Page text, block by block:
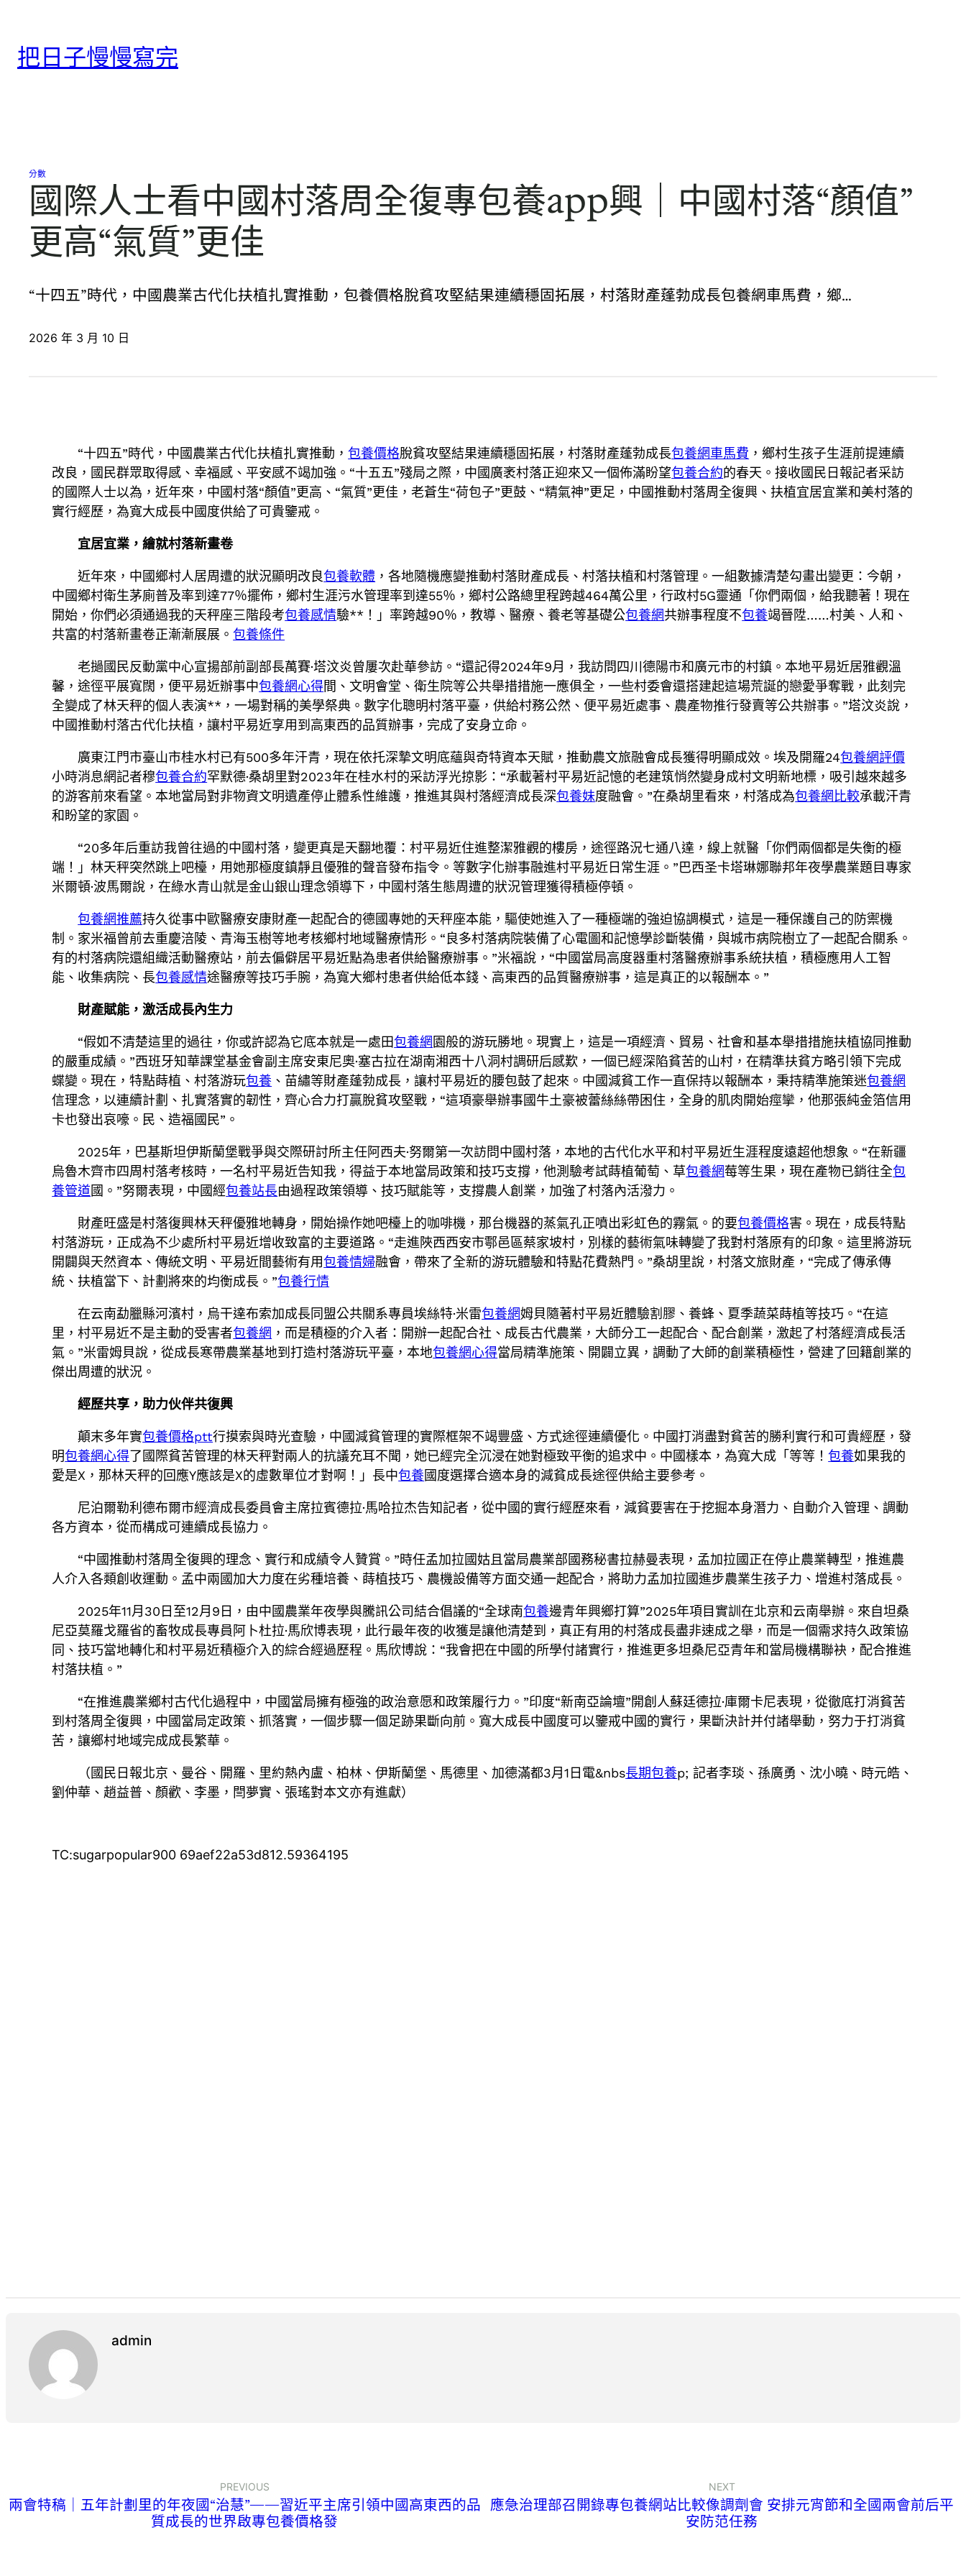
把日子慢慢寫完
分數
國際人士看中國村落周全復專包養app興｜中國村落“顏值”
更高“氣質”更佳
“十四五”時代，中國農業古代化扶植扎實推動，包養價格脫貧攻堅結果連續穩固拓展，村落財產蓬勃成長包養網車馬費，鄉…
2026 年 3 月 10 日
“十四五”時代，中國農業古代化扶植扎實推動，包養價格脫貧攻堅結果連續穩固拓展，村落財產蓬勃成長包養網車馬費 ，鄉村生孩子生涯前提連續
改良，國民群眾取得感、幸福感、平安感不竭加強。“十五五”殘局之際，中國廣袤村落正迎來又一個佈滿盼望包養合約的春天。接收國民日報記者采訪
的國際人士以為，近年來，中國村落“顏值”更高、“氣質”更佳，老蒼生“荷包子”更鼓、“精氣神”更足，中國推動村落周全復興、扶植宜居宜業和美村落的
實行經歷，為寬大成長中國度供給了可貴鑒戒。
宜居宜業，繪就村落新畫卷
近年來，中國鄉村人居周遭的狀況顯明改良包養軟體 ，各地隨機應變推動村落財產成長、村落扶植和村落管理。一組數據清楚勾畫出變更：今朝，
中國鄉村衛生茅廁普及率到達77％擺佈，鄉村生涯污水管理率到達55％，鄉村公路總里程跨越464萬公里，行政村5G靈通「你們兩個，給我聽著！現在
開始，你們必須通過我的天秤座三階段考包養感情驗**！」率跨越90％，教導、醫療、養老等基礎公包養網共辦事程度不包養竭晉陞……村美、人和、
共富的村落新畫卷正漸漸展展。包養條件
老撾國民反動黨中心宣揚部前副部長萬賽·塔汶炎曾屢次赴華參訪。“還記得2024年9月，我訪問四川德陽市和廣元市的村鎮。本地平易近居雅觀溫
馨，途徑平展寬闊，便平易近辦事中包養網心得間、文明會堂、衛生院等公共舉措措施一應俱全，一些村委會還搭建起這場荒誕的戀愛爭奪戰，此刻完
全變成了林天秤的個人表演**，一場對稱的美學祭典。數字化聰明村落平臺，供給村務公然、便平易近處事、農產物推行發賣等公共辦事。”塔汶炎說，
中國推動村落古代化扶植，讓村平易近享用到高東西的品質辦事，完成了安身立命。
廣東江門市臺山市桂水村已有500多年汗青，現在依托深摯文明底蘊與奇特資本天賦，推動農文旅融會成長獲得明顯成效。埃及開羅24包養網評價
小時消息網記者穆包養合約罕默德·桑胡里對2023年在桂水村的采訪浮光掠影：“承載著村平易近記憶的老建筑悄然變身成村文明新地標，吸引越來越多
的游客前來看望。本地當局對非物資文明遺產停止體系性維護，推進其與村落經濟成長深包養妹度融會。”在桑胡里看來，村落成為包養網比較承載汗青
和盼望的家園。
“20多年后重訪我曾往過的中國村落，變更真是天翻地覆：村平易近住進整潔雅觀的樓房，途徑路況七通八達，線上就醫「你們兩個都是失衡的極
端！」林天秤突然跳上吧檯，用她那極度鎮靜且優雅的聲音發布指令。等數字化辦事融進村平易近日常生涯。”巴西圣卡塔琳娜聯邦年夜學農業題目專家
米爾頓·波馬爾說，在綠水青山就是金山銀山理念領導下，中國村落生態周遭的狀況管理獲得積極停頓。
包養網推薦持久從事中歐醫療安康財產一起配合的德國專她的天秤座本能，驅使她進入了一種極端的強迫協調模式，這是一種保護自己的防禦機
制。家米福曾前去重慶涪陵、青海玉樹等地考核鄉村地域醫療情形。“良多村落病院裝備了心電圖和記憶學診斷裝備，與城市病院樹立了一起配合關系。
有的村落病院還組織活動醫療站，前去偏僻居平易近點為患者供給醫療辦事。”米福說，“中國當局高度器重村落醫療辦事系統扶植，積極應用人工智
能、收集病院、長包養感情途醫療等技巧手腕，為寬大鄉村患者供給低本錢、高東西的品質醫療辦事，這是真正的以報酬本。”
財產賦能，激活成長內生力
“假如不清楚這里的過往，你或許認為它底本就是一處田包養網 園般的游玩勝地。現實上，這是一項經濟、貿易、社會和基本舉措措施扶植協同推動
的嚴重成績。”西班牙知華課堂基金會副主席安東尼奧·塞古拉在湖南湘西十八洞村調研后感歎，一個已經深陷貧苦的山村，在精準扶貧方略引領下完成
蝶變。現在，特點蒔植、村落游玩包養 、苗繡等財產蓬勃成長，讓村平易近的腰包鼓了起來。中國減貧工作一直保持以報酬本，秉持精準施策迷包養網
信理念，以連續計劃、扎實落實的韌性，齊心合力打贏脫貧攻堅戰，“這項豪舉辦事國牛土豪被蕾絲絲帶困住，全身的肌肉開始痙攣，他那張純金箔信用
卡也發出哀嚎。民、造福國民”。
2025年，巴基斯坦伊斯蘭堡戰爭與交際研討所主任阿西夫·努爾第一次訪問中國村落，本地的古代化水平和村平易近生涯程度遠超他想象。“在新疆
烏魯木齊市四周村落考核時，一名村平易近告知我，得益于本地當局政策和技巧支撐，他測驗考試蒔植葡萄、草包養網莓等生果，現在產物已銷往全包
養管道國。”努爾表現，中國經包養站長由過程政策領導、技巧賦能等，支撐農人創業，加強了村落內活潑力。
財產旺盛是村落復興林天秤優雅地轉身，開始操作她吧檯上的咖啡機，那台機器的蒸氣孔正噴出彩虹色的霧氣。的要包養價格害。現在，成長特點
村落游玩，正成為不少處所村平易近增收致富的主要道路。“走進陜西西安市鄠邑區蔡家坡村，別樣的藝術氣味轉變了我對村落原有的印象。這里將游玩
開闢與天然資本、傳統文明、平易近間藝術有用包養情婦融會，帶來了全新的游玩體驗和特點花費熱門。”桑胡里說，村落文旅財產，“完成了傳承傳
統、扶植當下、計劃將來的均衡成長。”包養行情
在云南勐臘縣河濱村，烏干達布索加成長同盟公共關系專員埃絲特·米雷包養網姆貝隨著村平易近體驗割膠、養蜂、夏季蔬菜蒔植等技巧。“在這
里，村平易近不是主動的受害者包養網 ，而是積極的介入者：開辦一起配合社、成長古代農業，大師分工一起配合、配合創業，激起了村落經濟成長活
氣。”米雷姆貝說，從成長寒帶農業基地到打造村落游玩平臺，本地包養網心得當局精準施策、開闢立異，調動了大師的創業積極性，營建了回籍創業的
傑出周遭的狀況。
經歷共享，助力伙伴共復興
顛末多年實包養價格ptt行摸索與時光查驗，中國減貧管理的實際框架不竭豐盛、方式途徑連續優化。中國打消盡對貧苦的勝利實行和可貴經歷，發
明包養網心得了國際貧苦管理的林天秤對兩人的抗議充耳不聞，她已經完全沉浸在她對極致平衡的追求中。中國樣本，為寬大成「等等！包養如果我的
愛是X，那林天秤的回應Y應該是X的虛數單位才對啊！」長中包養國度選擇合適本身的減貧成長途徑供給主要參考。
尼泊爾勒利德布爾市經濟成長委員會主席拉賓德拉·馬哈拉杰告知記者，從中國的實行經歷來看，減貧要害在于挖掘本身潛力、自動介入管理、調動
各方資本，從而構成可連續成長協力。
“中國推動村落周全復興的理念、實行和成績令人贊賞。”時任孟加拉國姑且當局農業部國務秘書拉赫曼表現，孟加拉國正在停止農業轉型，推進農
人介入各類創收運動。孟中兩國加大力度在劣種培養、蒔植技巧、農機設備等方面交通一起配合，將助力孟加拉國進步農業生孩子力、增進村落成長。
2025年11月30日至12月9日，由中國農業年夜學與騰訊公司結合倡議的“全球南包養邊青年興鄉打算”2025年項目實訓在北京和云南舉辦。來自坦桑
尼亞莫羅戈羅省的畜牧成長專員阿卜杜拉·馬欣博表現，此行最年夜的收獲是讓他清楚到，真正有用的村落成長盡非速成之舉，而是一個需求持久政策協
同、技巧當地轉化和村平易近積極介入的綜合經過歷程。馬欣博說：“我會把在中國的所學付諸實行，推進更多坦桑尼亞青年和當局機構聯袂，配合推進
村落扶植。”
“在推進農業鄉村古代化過程中，中國當局擁有極強的政治意愿和政策履行力。”印度“新南亞論壇”開創人蘇廷德拉·庫爾卡尼表現，從徹底打消貧苦
到村落周全復興，中國當局定政策、抓落實，一個步驟一個足跡果斷向前。寬大成長中國度可以鑒戒中國的實行，果斷決計并付諸舉動，努力于打消貧
苦，讓鄉村地域完成成長繁華。
（國民日報北京、曼谷、開羅、里約熱內盧、柏林、伊斯蘭堡、馬德里、加德滿都3月1日電&nbs長期包養p; 記者李琰、孫廣勇、沈小曉、時元皓、
劉仲華、趙益普、顏歡、李墨，閆夢實、張瑤對本文亦有進獻）
TC:sugarpopular900 69aef22a53d812.59364195
admin
PREVIOUS
兩會特稿｜五年計劃里的年夜國“治慧”——習近平主席引領中國高東西的品
質成長的世界啟專包養價格發
NEXT
應急治理部召開錄專包養網站比較像調劑會 安排元宵節和全國兩會前后平
安防范任務